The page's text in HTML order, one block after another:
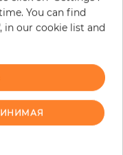
+
You can find
in our cookie list and